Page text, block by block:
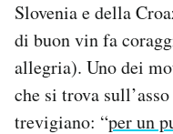
Slovenia e della
di buon vin fa
allegria). Uno dei
che si trova
trevigiano: “per un